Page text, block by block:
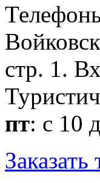
стр. 1.
пт: с 10